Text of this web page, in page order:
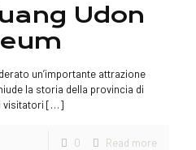
Udon
un’importante attrazione
la storia della provincia di
visitatori […]
0 Read more